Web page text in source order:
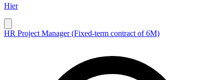
Hier
HR Project Manager (Fixed-term contract of 6M)